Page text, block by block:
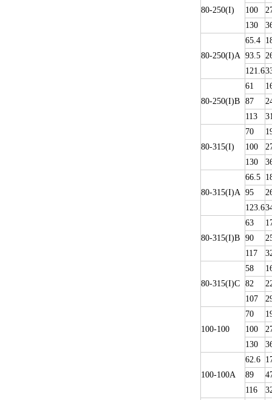
80-250(I)
100
130
80-250(I)A
65.4
93.5
121.6
80-250(I)B
61
87
113
80-315(I)
70
100
130
80-315(I)A
66.5
95
123.6
80-315(I)B
63
90
117
80-315(I)C
58
82
107
100-100
70
100
130
100-100A
62.6
89
116